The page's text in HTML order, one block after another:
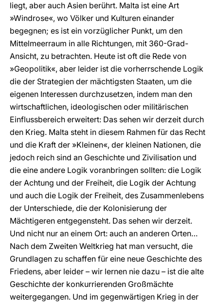
liegt, aber auch Asien berührt. Malta ist eine Art
»Windrose«, wo Völker und Kulturen einander
begegnen; es ist ein vorzüglicher Punkt, um den
Mittelmeerraum in alle Richtungen, mit 360-Grad-
Ansicht, zu betrachten. Heute ist oft die Rede von
»Geopolitik«, aber leider ist die vorherrschende Logik
die der Strategien der mächtigsten Staaten, um die
eigenen Interessen durchzusetzen, indem man den
wirtschaftlichen, ideologischen oder militärischen
Einflussbereich erweitert: Das sehen wir derzeit durch
den Krieg. Malta steht in diesem Rahmen für das Recht
und die Kraft der »Kleinen«, der kleinen Nationen, die
jedoch reich sind an Geschichte und Zivilisation und
die eine andere Logik voranbringen sollten: die Logik
der Achtung und der Freiheit, die Logik der Achtung
und auch die Logik der Freiheit, des Zusammenlebens
der Unterschiede, die der Kolonisierung der
Mächtigeren entgegensteht. Das sehen wir derzeit.
Und nicht nur an einem Ort: auch an anderen Orten…
Nach dem Zweiten Weltkrieg hat man versucht, die
Grundlagen zu schaffen für eine neue Geschichte des
Friedens, aber leider – wir lernen nie dazu – ist die alte
Geschichte der konkurrierenden Großmächte
weitergegangen. Und im gegenwärtigen Krieg in der